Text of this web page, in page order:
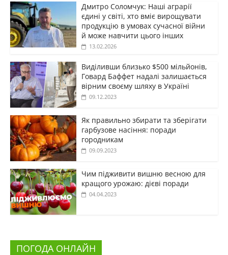
Дмитро Соломчук: Наші аграрії
єдині у світі, хто вміє вирощувати
продукцію в умовах сучасної війни
й може навчити цього інших
13.02.2026
Виділивши близько $500 мільйонів,
Говард Баффет надалі залишається
вірним своєму шляху в Україні
09.12.2023
Як правильно збирати та зберігати
гарбузове насіння: поради
городникам
09.09.2023
Чим підживити вишню весною для
кращого урожаю: дієві поради
04.04.2023
ПОГОДА ОНЛАЙН